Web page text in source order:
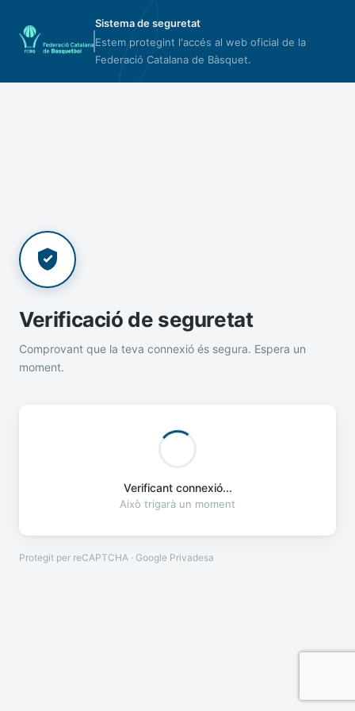
Sistema de seguretat
Estem protegint l'accés al web oficial de la
Federació Catalana de Bàsquet.
Verificació de seguretat
Comprovant que la teva connexió és segura. Espera un
moment.
Verificant connexió...
Això trigarà un moment
Protegit per reCAPTCHA · Google Privadesa